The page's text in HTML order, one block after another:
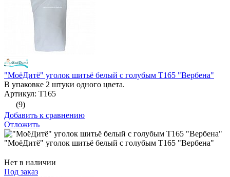
"МоёДитё" уголок шитьё белый с голубым Т165 "Вербена"
В упаковке 2 штуки одного цвета.
Артикул: Т165
(9)
Добавить к сравнению
Отложить
"МоёДитё" уголок шитьё белый с голубым Т165 "Вербена"
Нет в наличии
Под заказ